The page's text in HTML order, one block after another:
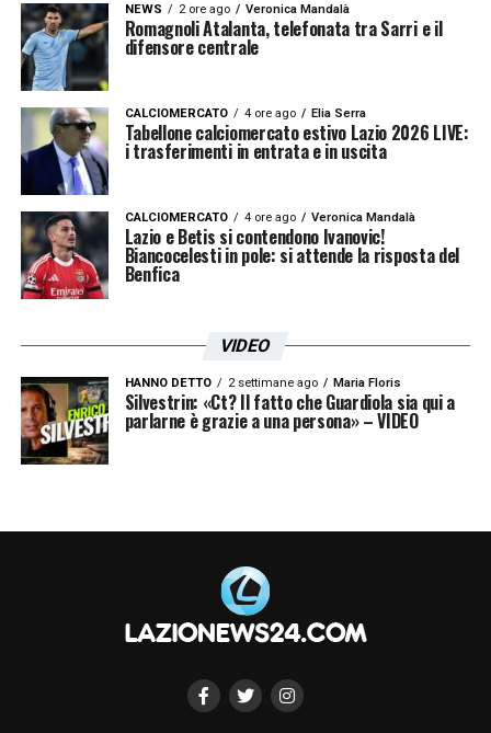
NEWS 2 ore ago Veronica Mandalà
Romagnoli Atalanta, telefonata tra Sarri e il
difensore centrale
CALCIOMERCATO 4 ore ago Elia Serra
Tabellone calciomercato estivo Lazio 2026 LIVE:
i trasferimenti in entrata e in uscita
CALCIOMERCATO 4 ore ago Veronica Mandalà
Lazio e Betis si contendono Ivanovic!
Biancocelesti in pole: si attende la risposta del
Benfica
VIDEO
HANNO DETTO 2 settimane ago Maria Floris
Silvestrin: «Ct? Il fatto che Guardiola sia qui a
parlarne è grazie a una persona» – VIDEO